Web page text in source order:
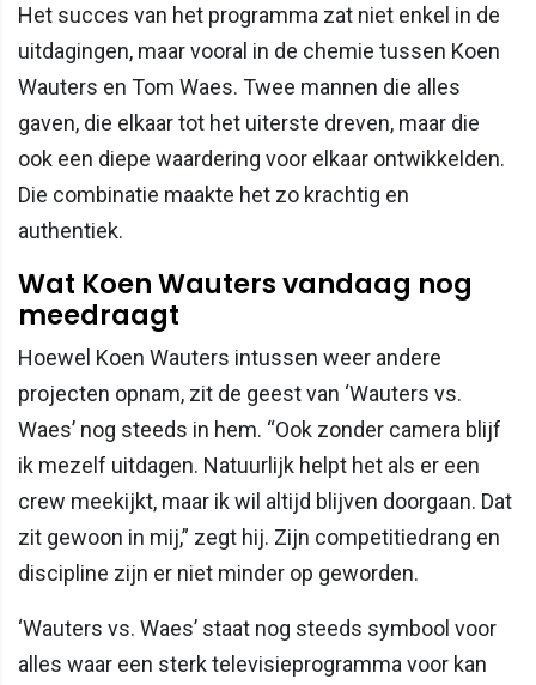
Het succes van het programma zat niet enkel in de
uitdagingen, maar vooral in de chemie tussen Koen
Wauters en Tom Waes. Twee mannen die alles
gaven, die elkaar tot het uiterste dreven, maar die
ook een diepe waardering voor elkaar ontwikkelden.
Die combinatie maakte het zo krachtig en
authentiek.
Wat Koen Wauters vandaag nog
meedraagt
Hoewel Koen Wauters intussen weer andere
projecten opnam, zit de geest van ‘Wauters vs.
Waes’ nog steeds in hem. “Ook zonder camera blijf
ik mezelf uitdagen. Natuurlijk helpt het als er een
crew meekijkt, maar ik wil altijd blijven doorgaan. Dat
zit gewoon in mij,” zegt hij. Zijn competitiedrang en
discipline zijn er niet minder op geworden.
‘Wauters vs. Waes’ staat nog steeds symbool voor
alles waar een sterk televisieprogramma voor kan